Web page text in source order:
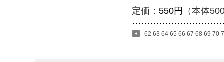
定価： 550円 （本体
62 63 64 65 66 67 68 69 70